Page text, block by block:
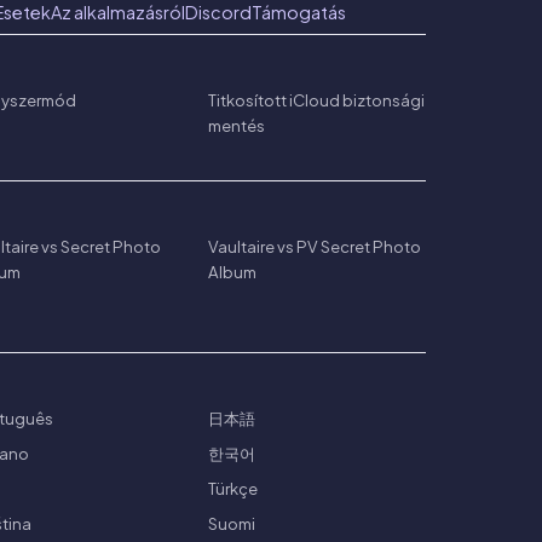
Az alkalmazásrólDiscordTámogatás
Titkosított iCloud biztonsági
mentés
vs Secret Photo
Vaultaire vs PV Secret Photo
Album
日本語
한국어
Türkçe
Suomi